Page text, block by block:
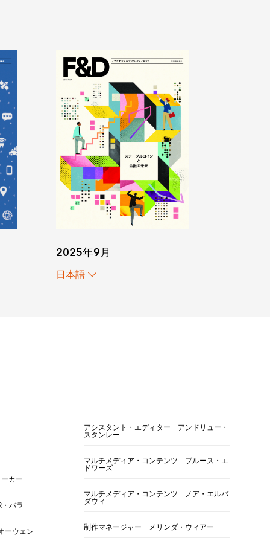
2025年9月
日本語
カー
バラ
ーウェン
アシスタント・エディター アンドリュー・
スタンレー
マルチメディア・コンテンツ ブルース・エ
ドワーズ
マルチメディア・コンテンツ ノア・エルバ
ダウィ
制作マネージャー メリンダ・ウィアー